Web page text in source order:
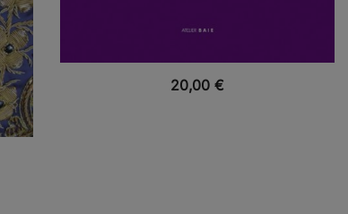
VUE RAPIDE
20,00 €